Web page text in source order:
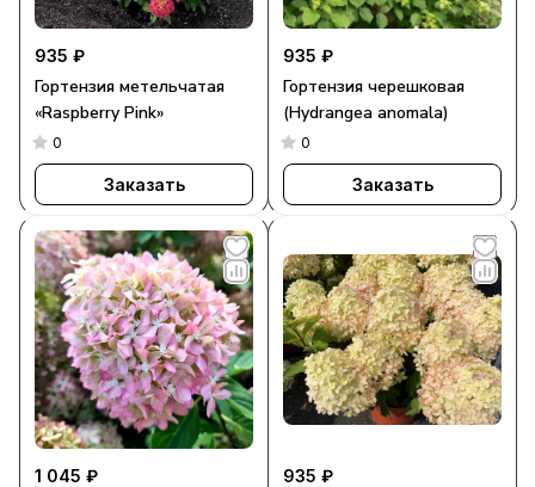
935 ₽
Гортензия метельчатая
«Raspberry Pink»
0
Заказать
935 ₽
Гортензия черешковая
(Hydrangea anomala)
0
Заказать
1 045 ₽ 935 ₽